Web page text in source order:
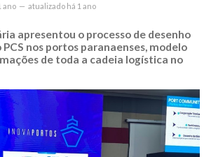
ano — atualizado há 1 ano
apresentou o processo de desenho
nos portos paranaenses, modelo
de toda a cadeia logística no